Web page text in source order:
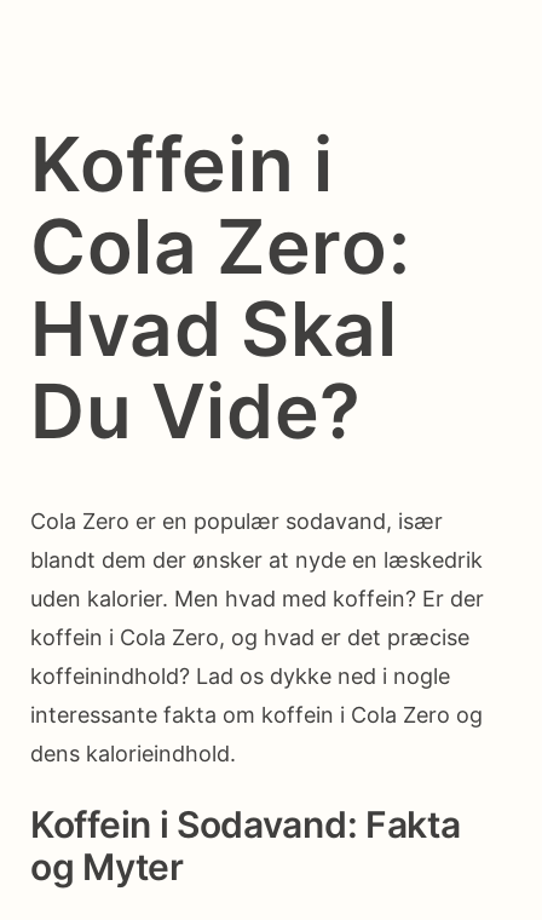
Koffein i
Cola Zero:
Hvad Skal
Du Vide?
Cola Zero er en populær sodavand, især
blandt dem der ønsker at nyde en læskedrik
uden kalorier. Men hvad med koffein? Er der
koffein i Cola Zero, og hvad er det præcise
koffeinindhold? Lad os dykke ned i nogle
interessante fakta om koffein i Cola Zero og
dens kalorieindhold.
Koffein i Sodavand: Fakta
og Myter